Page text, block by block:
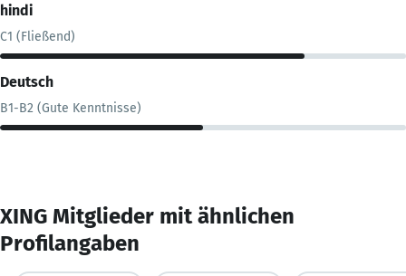
hindi
C1 (Fließend)
Deutsch
B1-B2 (Gute Kenntnisse)
XING Mitglieder mit ähnlichen
Profilangaben